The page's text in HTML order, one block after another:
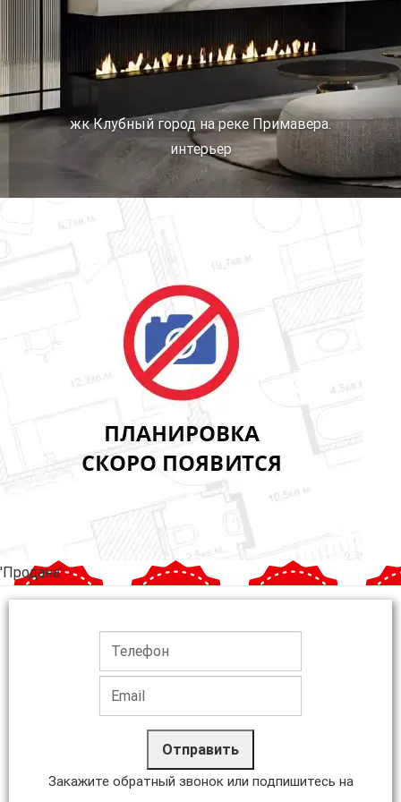
жк Клубный город на реке Примавера.
интерьер
'Продана'
Отправить
Закажите обратный звонок или подпишитесь на